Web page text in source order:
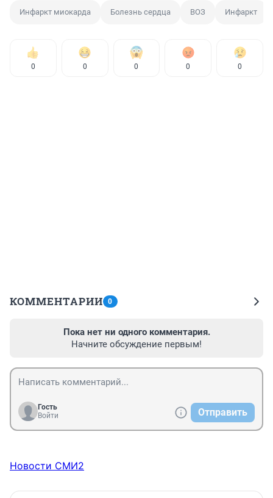
Инфаркт миокарда Болезнь сердца ВОЗ Инфаркт
0 0 0 0 0
КОММЕНТАРИИ 0
Пока нет ни одного комментария.
Начните обсуждение первым!
Гость
Войти
Отправить
Новости СМИ2